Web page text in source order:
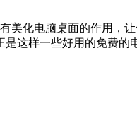
化电脑桌面的作用，
这样一些好用的免费的